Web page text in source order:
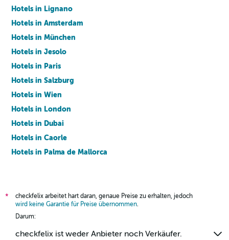
Hotels in Lignano
Hotels in Amsterdam
Hotels in München
Hotels in Jesolo
Hotels in Paris
Hotels in Salzburg
Hotels in Wien
Hotels in London
Hotels in Dubai
Hotels in Caorle
Hotels in Palma de Mallorca
*
checkfelix arbeitet hart daran, genaue Preise zu erhalten, jedoch
wird keine Garantie für Preise übernommen.
Darum:
checkfelix ist weder Anbieter noch Verkäufer.